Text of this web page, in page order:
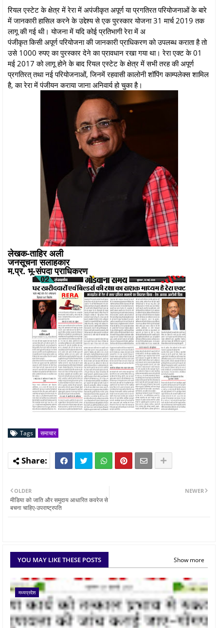
रियल एस्टेट के क्षेत्र में रेरा में अपंजीकृत अपूर्ण या प्रगतिरत परियोजनाओं के बारे
में जानकारी हासिल करने के उद्देश्य से एक पुरस्कार योजना 31 मार्च 2019 तक
लागू की गई थी। योजना में यदि कोई प्रतिभागी रेरा में अ
पंजीकृत किसी अपूर्ण परियोजना की जानकारी प्राधिकरण को उपलब्ध कराता है तो
उसे 1000 रुपए का पुरस्कार देने का प्रावधान रखा गया था। रेरा एक्ट के 01
मई 2017 को लागू होने के बाद रियल एस्टेट के क्षेत्र में सभी तरह की अपूर्ण
प्रगतिरत् तथा नई परियोजनाओं, जिनमें रहवासी कालोनी शॉपिंग काम्पलेक्स शामिल
है, का रेरा में पंजीयन कराया जाना अनिवार्य हो चुका है।
लेखक-ताहिर अली
जनसूचना सलाहकार
म.प्र. भू-संपदा प्राधिकरण
Tags समाचार
NEWER
OLDER
मीडिया को जाति और समुदाय आधारित कवरेज से
बचना चाहिए-उपराष्ट्रपति
YOU MAY LIKE THESE POSTS Show more
मध्यप्रदेश